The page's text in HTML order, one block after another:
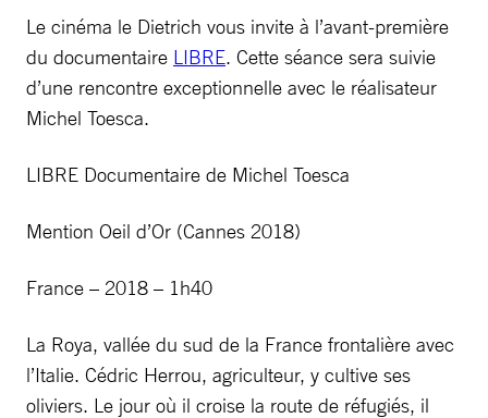
Le cinéma le Dietrich vous invite à l’avant-première
du documentaire LIBRE. Cette séance sera suivie
d’une rencontre exceptionnelle avec le réalisateur
Michel Toesca.
LIBRE Documentaire de Michel Toesca
Mention Oeil d’Or (Cannes 2018)
France – 2018 – 1h40
La Roya, vallée du sud de la France frontalière avec
l’Italie. Cédric Herrou, agriculteur, y cultive ses
oliviers. Le jour où il croise la route de réfugiés, il